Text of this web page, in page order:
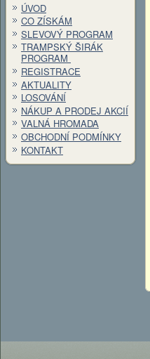
ÚVOD
CO ZÍSKÁM
SLEVOVÝ PROGRAM
TRAMPSKÝ ŠIRÁK
PROGRAM
REGISTRACE
AKTUALITY
LOSOVÁNÍ
NÁKUP A PRODEJ AKCIÍ
VALNÁ HROMADA
OBCHODNÍ PODMÍNKY
KONTAKT